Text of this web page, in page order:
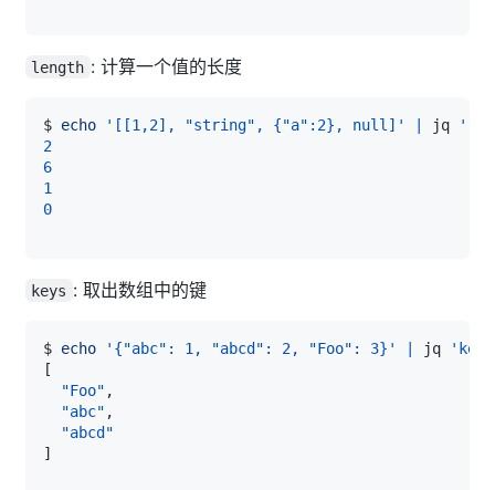
length : 计算一个值的长度
$ echo '[[1,2], "string", {"a":2}, null]' | jq
'.[]
2
6
1
0
keys : 取出数组中的键
$ echo '{"abc": 1, "abcd": 2, "Foo": 3}' | jq
[
"Foo"
"abc"
"abcd"
]